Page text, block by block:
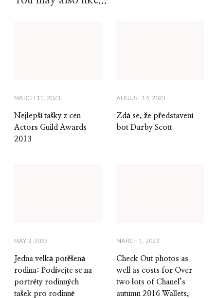
MARCH 11, 2023
Nejlepší tašky z cen
Actors Guild Awards
2013
AUGUST 14, 2023
Zdá se, že představení
bot Darby Scott
MAY 3, 2023
Jedna velká potěšená
rodina: Podívejte se na
portréty rodinných
tašek pro rodinné
MARCH 1, 2023
Check Out photos as
well as costs for Over
two lots of Chanel’s
autumn 2016 Wallets,